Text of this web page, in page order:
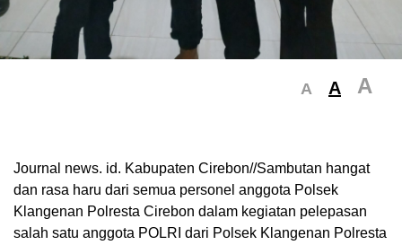
A A A
Journal news. id. Kabupaten Cirebon//Sambutan hangat
dan rasa haru dari semua personel anggota Polsek
Klangenan Polresta Cirebon dalam kegiatan pelepasan
salah satu anggota POLRI dari Polsek Klangenan Polresta